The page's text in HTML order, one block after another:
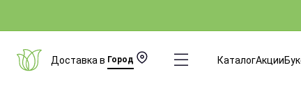
Доставка в Город КаталогАкции